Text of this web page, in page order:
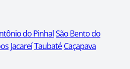
do PinhalSão Bento do
JacareíTaubaté Caçapava